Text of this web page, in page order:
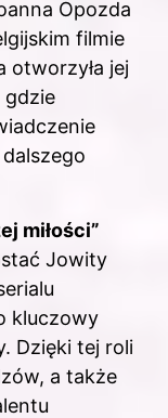
Opozda
filmie
otworzyła jej
miłości”
Jowity
kluczowy
Dzięki tej roli
a także